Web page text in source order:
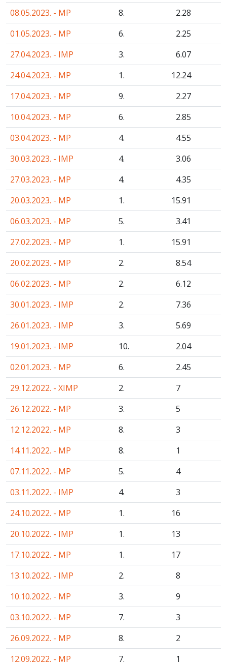
08.05.2023. - MP 8. 2.28
01.05.2023. - MP
6. 2.25
27.04.2023. - IMP
3. 6.07
24.04.2023. - MP
1. 12.24
17.04.2023. - MP
9. 2.27
10.04.2023. - MP
6. 2.85
03.04.2023. - MP
4. 4.55
30.03.2023. - IMP
4. 3.06
27.03.2023. - MP
4. 4.35
20.03.2023. - MP
1. 15.91
06.03.2023. - MP
5. 3.41
27.02.2023. - MP
1. 15.91
20.02.2023. - MP
2. 8.54
06.02.2023. - MP
2. 6.12
30.01.2023. - IMP
2. 7.36
26.01.2023. - IMP
3. 5.69
19.01.2023. - IMP
10. 2.04
02.01.2023. - MP
6. 2.45
29.12.2022. - XIMP
2.
7
26.12.2022. - MP
3.
5
12.12.2022. - MP
8.
3
14.11.2022. - MP
8.
1
07.11.2022. - MP
5.
4
03.11.2022. - IMP
4.
3
24.10.2022. - MP
1.
16
20.10.2022. - IMP
1.
13
17.10.2022. - MP
1.
17
13.10.2022. - IMP
2.
8
10.10.2022. - MP
3.
9
03.10.2022. - MP
7.
3
26.09.2022. - MP
8.
2
12.09.2022. - MP
7.
1